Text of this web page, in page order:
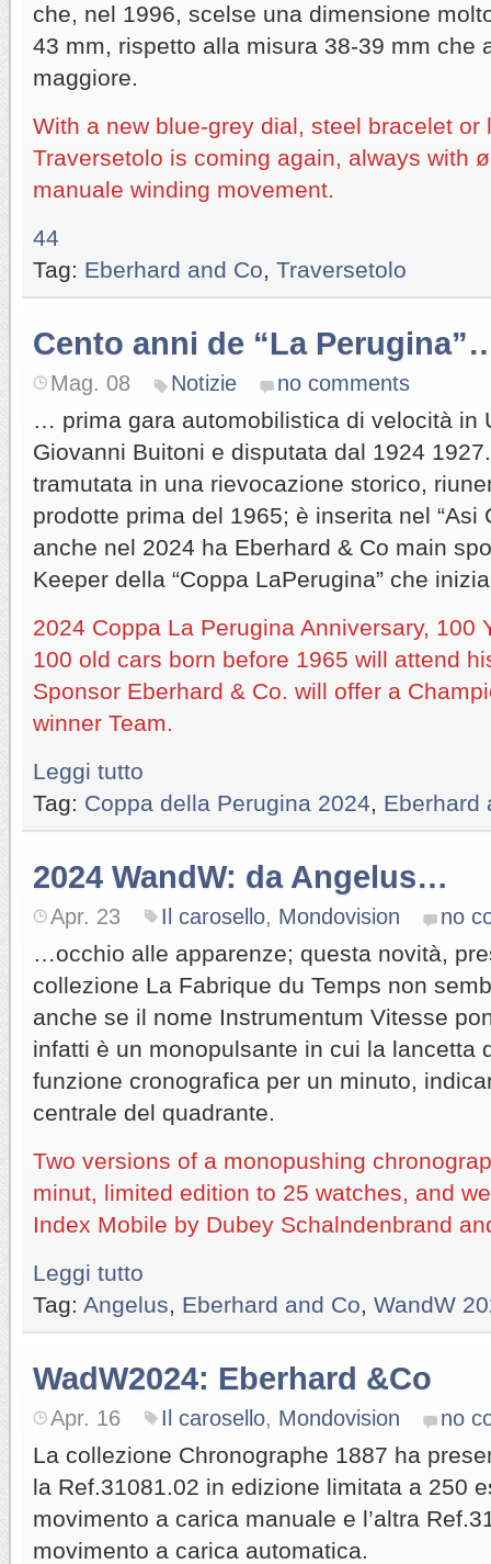
che, nel 1996, scelse una dimensione
43 mm, rispetto alla misura 38-39 mm che
maggiore.
With a new blue-grey dial, steel bracelet or
Traversetolo is coming again, always with
manuale winding movement.
44
Tag: Eberhard and Co Traversetolo
Cento anni de “La
Mag. 08 Notizie no comments
… prima gara automobilistica di velocità in
Giovanni Buitoni e disputata dal 1924
tramutata in una rievocazione storico,
prodotte prima del 1965; è inserita nel “Asi
anche nel 2024 ha Eberhard & Co main
Keeper della “Coppa LaPerugina” che
2024 Coppa La Perugina Anniversary, 100
100 old cars born before 1965 will attend
Sponsor Eberhard & Co. will offer a
winner Team.
Leggi tutto
Tag: Coppa della Perugina 2024 Eberhard
2024 WandW: da Angelus…
Apr. 23 Il carosello, Mondovision no
…occhio alle apparenze; questa novità,
collezione La Fabrique du Temps non
anche se il nome Instrumentum Vitesse
infatti è un monopulsante in cui la lancetta
funzione cronografica per un minuto,
centrale del quadrante.
Two versions of a monopushing
minut, limited edition to 25 watches, and
Index Mobile by Dubey Schalndenbrand
Leggi tutto
Tag: Angelus Eberhard and Co WandW
WadW2024: Eberhard &Co
Apr. 16 Il carosello, Mondovision no
La collezione Chronographe 1887 ha
la Ref.31081.02 in edizione limitata a 250
movimento a carica manuale e l’altra
movimento a carica automatica.